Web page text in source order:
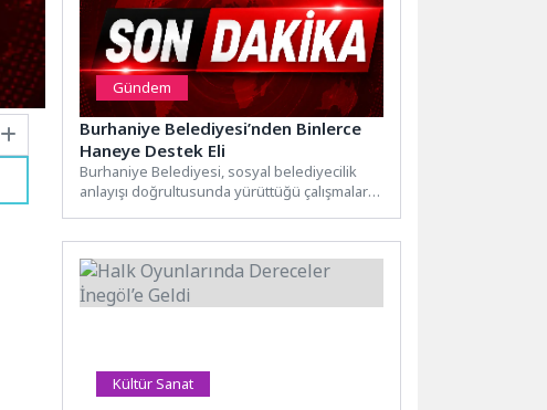
Gündem
Burhaniye Belediyesi’nden Binlerce
Haneye Destek Eli
Burhaniye Belediyesi, sosyal belediyecilik
anlayışı doğrultusunda yürüttüğü çalışmalarla
Kültür Sanat